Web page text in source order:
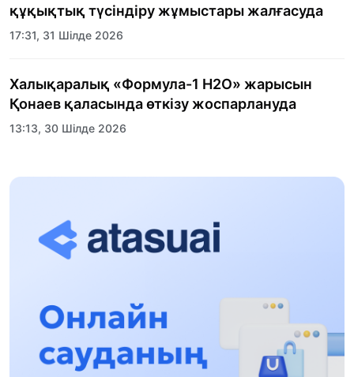
құқықтық түсіндіру жұмыстары жалғасуда
17:31, 31 Шілде 2026
Халықаралық «Формула-1 H2O» жарысын
Қонаев қаласында өткізу жоспарлануда
13:13, 30 Шілде 2026
Асхат Асылбеков: Күшті билікке күшті
12:01, 28 Шілде 2026
16:15, 27 Шілде 2026
Өскенбай Құлатайұлы: Руханиятқа қызмет